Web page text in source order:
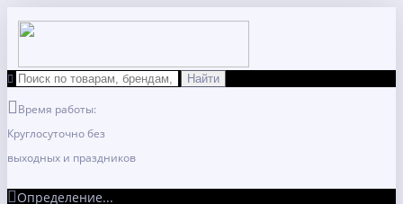
Время работы:
Круглосуточно без
выходных и праздников
Определение...